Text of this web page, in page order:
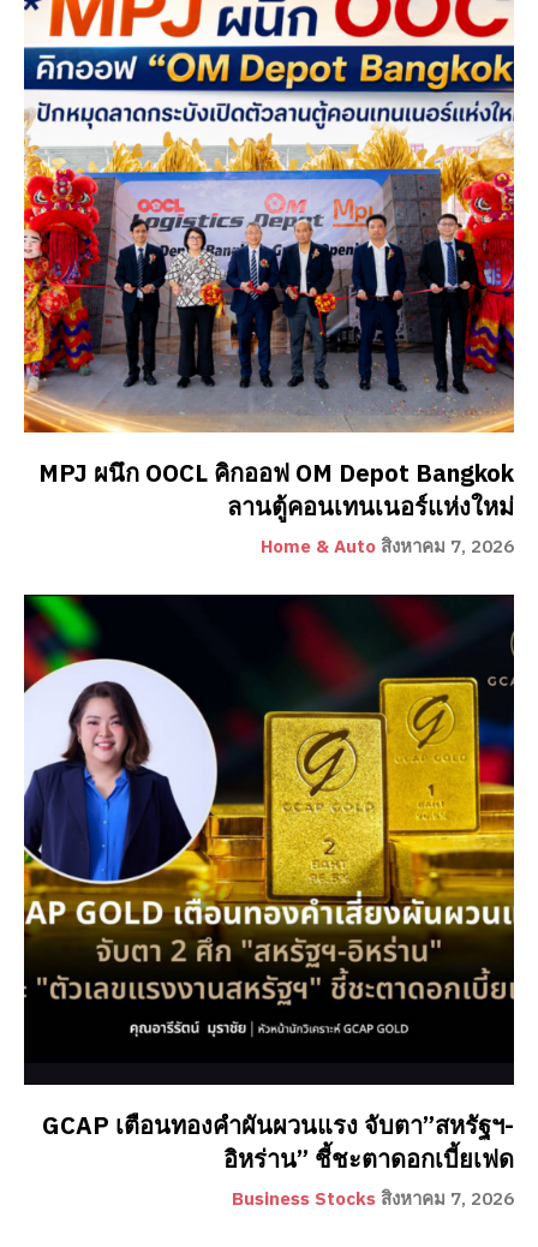
MPJ ผนึก OOCL คิกออฟ OM Depot Bangkok
ลานตู้คอนเทนเนอร์แห่งใหม่
Home & Auto สิงหาคม 7, 2026
GCAP เตือนทองคำผันผวนแรง จับตา”สหรัฐฯ-
อิหร่าน” ชี้ชะตาดอกเบี้ยเฟด
Business Stocks สิงหาคม 7, 2026